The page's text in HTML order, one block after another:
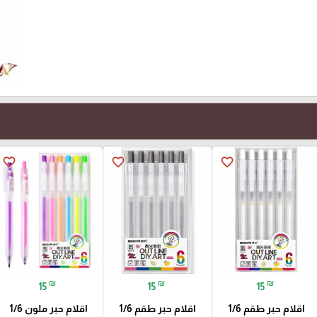
favorite_border
15 ₪
اقلام حبر طقم 1/6
favorite_border
15 ₪
اقلام حبر طقم 1/6
favorite_border
15 ₪
اقلام حبر ملون 1/6